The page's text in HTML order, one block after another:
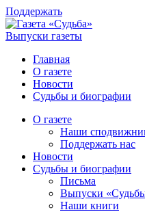
Поддержать
Выпуски газеты
Главная
О газете
Новости
Судьбы и биографии
О газете
Наши
Поддержать нас
Новости
Судьбы и биографии
Письма
Выпуски
Наши книги